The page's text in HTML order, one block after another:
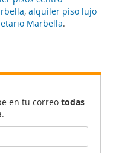
, alquiler piso lujo
Marbella.
en tu correo todas